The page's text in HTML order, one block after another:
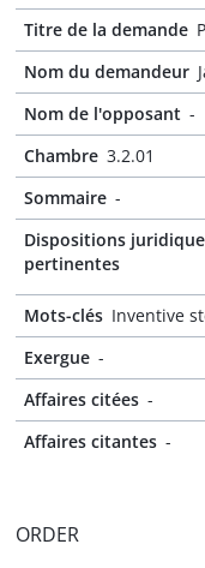
Titre de la demande
Nom du demandeur
Nom de l'opposant -
Chambre 3.2.01
Sommaire -
Dispositions
pertinentes
Mots-clés Inventive
Exergue -
Affaires citées -
Affaires citantes -
ORDER